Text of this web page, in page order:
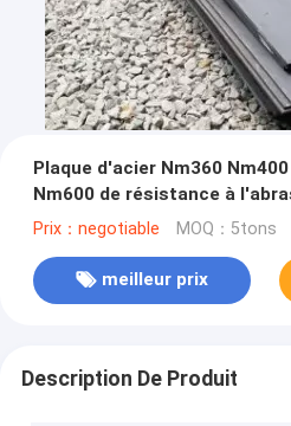
Plaque d'acier Nm360
Nm600 de résistance à
Prix：negotiable MOQ：5tons
meilleur prix
Description De Produit